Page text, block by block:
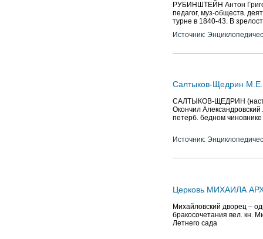
РУБИНШТЕЙН Антон
педагог, муз-обществ.
турне в 1840-43. В
Источник:
Салтыков-Щедрин М.Е.
САЛТЫКОВ-ЩЕДРИН (наст.
Окончил
петерб. бедном
Источник:
Церковь МИХАИЛА
Михайловский дворец –
бракосочетания вел. кн.
Летнего сада